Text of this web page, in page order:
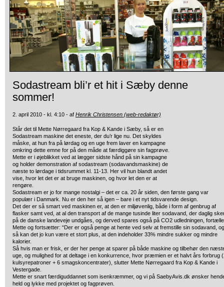
Sodastream bli’r et hit i Sæby denne
sommer!
2. april 2010 - kl. 4:10 - af Henrik Christensen (web-redaktør)
Står det til Mette Nørregaard fra Kop & Kande i Sæby, så er en
Sodastream maskine det eneste, der du’r lige nu. Det skyldes
måske, at hun fra på lørdag og en uge frem laver en kampagne
omkring dette emne for på den måde at færdiggøre sin fagprøve.
Mette er i øjeblikket ved at lægger sidste hånd på sin kampagne
og holder demonstration af sodastream (sodavandsmaskine) de
næste to lørdage i tidsrummet kl. 11-13. Her vil hun blandt andet
vise, hvor let det er at bruge maskinen, og hvor let den er at
rengøre.
Sodastream er jo for mange nostalgi – det er ca. 20 år siden, den første gang var
populær i Danmark. Nu er den her så igen – bare i et nyt tidsvarende design.
Det der er så smart ved maskinen er, at den er miljøvenlig, både i form af genbrug af
flasker samt ved, at al den transport af de mange tusinde liter sodavand, der daglig
på de danske landeveje undgåes, og derved spares også på CO2 udledningen,
Mette og fortsætter: “Der er også penge at hente ved selv at fremstille sin sodavand, og
så kan det jo kun være et stort plus, at den indeholder 33% mindre sukker og mindre
kalorier.
Så hvis man er frisk, er der her penge at sparer på både maskine og tilbehør den
uge, og mulighed for at deltage i en konkurrence, hvor præmien er et halvt års forbrug
kulsyrepatroner + 6 smagskoncentrater), slutter Mette Nørregaard fra Kop & Kande i
Vestergade.
Mette er snart færdiguddannet som isenkræmmer, og vi på SaebyAvis.dk ønsker
held og lykke med projektet og fagprøven.